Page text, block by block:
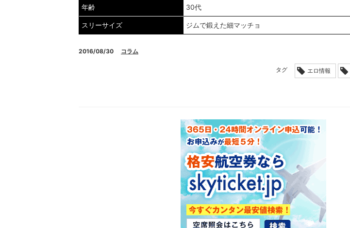
年齢 30代
スリーサイズ ジムで鍛えた細マッチョ
2016/08/30 コラム
タグ エロ情報